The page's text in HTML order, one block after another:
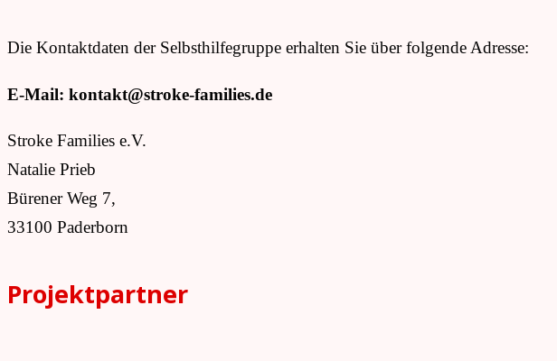
Die Kontaktdaten der Selbsthilfegruppe erhalten Sie über folgende Adresse:
E-Mail: kontakt@stroke-families.de
Stroke Families e.V.
Natalie Prieb
Bürener Weg 7,
33100 Paderborn
Projektpartner